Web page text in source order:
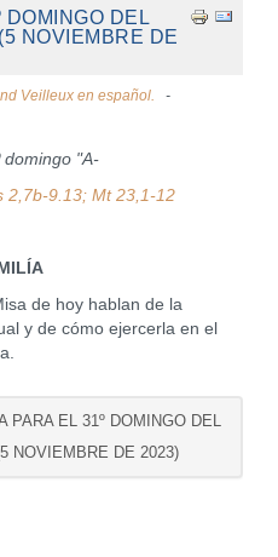
DOMINGO DEL
NOVIEMBRE DE
Veilleux en español.
domingo "A-
2,7b-9.13; Mt 23,1-12
de hoy hablan de la
y de cómo ejercerla en el
PARA EL 31º DOMINGO DEL
NOVIEMBRE DE 2023)